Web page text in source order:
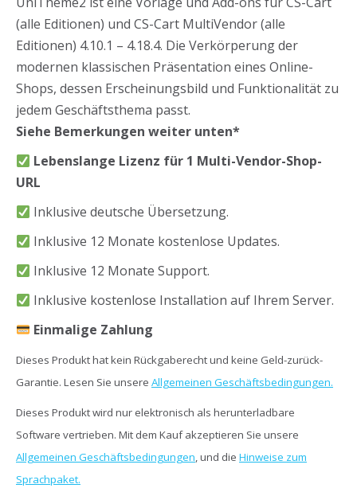
(alle Editionen) und CS-Cart MultiVendor (alle
Editionen) 4.10.1 – 4.18.4. Die Verkörperung der
modernen klassischen Präsentation eines Online-
Shops, dessen Erscheinungsbild und Funktionalität zu
jedem Geschäftsthema passt.
Siehe Bemerkungen weiter unten*
Lebenslange Lizenz für 1 Multi-Vendor-Shop-
URL
Inklusive deutsche Übersetzung.
Inklusive 12 Monate kostenlose Updates.
Inklusive 12 Monate Support.
Inklusive kostenlose Installation auf Ihrem Server.
Einmalige Zahlung
Dieses Produkt hat kein Rückgaberecht und keine Geld-zurück-
Garantie. Lesen Sie unsere Allgemeinen Geschäftsbedingungen.
Dieses Produkt wird nur elektronisch als herunterladbare
Software vertrieben. Mit dem Kauf akzeptieren Sie unsere
Allgemeinen Geschäftsbedingungen, und die Hinweise zum
Sprachpaket.